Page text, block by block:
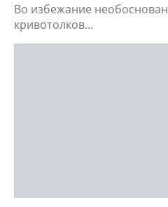
Во избежание
кривотолков…